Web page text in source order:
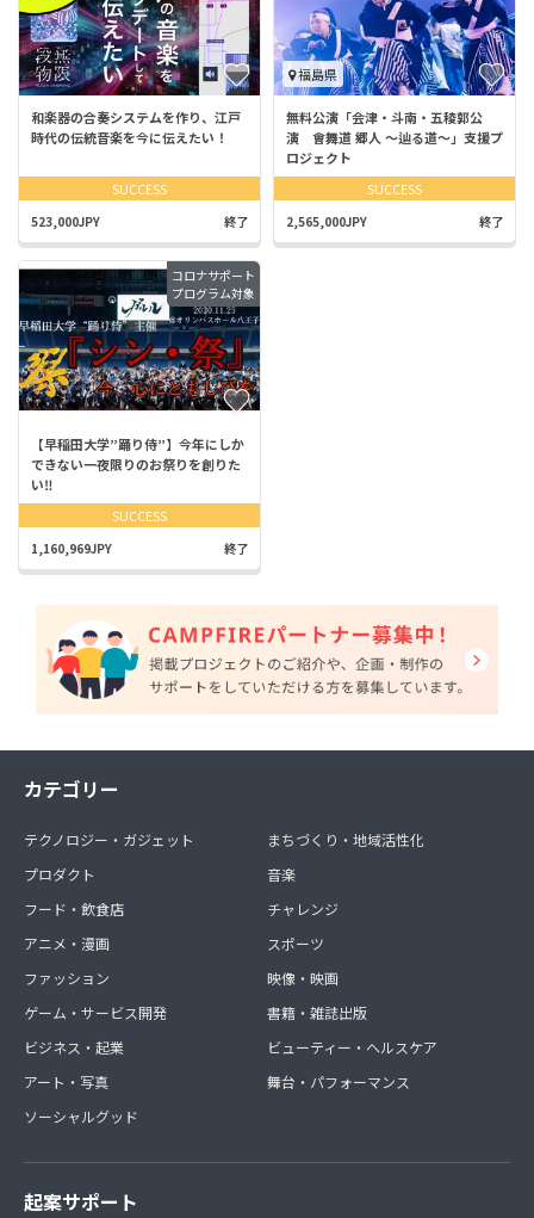
和楽器の合奏システムを作り、江戸
時代の伝統音楽を今に伝えたい！
SUCCESS
523,000JPY 終了
福島県
無料公演「会津・斗南・五稜郭公
演 會舞道 郷人 〜辿る道〜」支援プ
ロジェクト
SUCCESS
2,565,000JPY 終了
コロナサポート
プログラム対象
【早稲田大学”踊り侍”】今年にしか
できない一夜限りのお祭りを創りた
い‼
SUCCESS
1,160,969JPY 終了
カテゴリー
テクノロジー・ガジェット
プロダクト
フード・飲食店
アニメ・漫画
ファッション
ゲーム・サービス開発
ビジネス・起業
アート・写真
ソーシャルグッド
まちづくり・地域活性化
音楽
チャレンジ
スポーツ
映像・映画
書籍・雑誌出版
ビューティー・ヘルスケア
舞台・パフォーマンス
起案サポート